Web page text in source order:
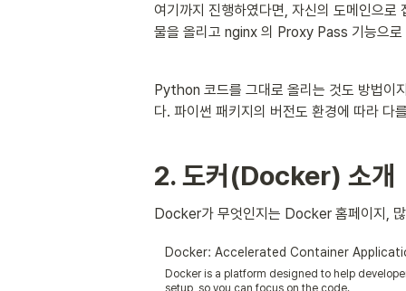
여기까지 진행하였다면, 자신의 도메인으
물을 올리고 nginx 의 Proxy Pass 기능으
Python 코드를 그대로 올리는 것도 방법이
다. 파이썬 패키지의 버전도 환경에 따라
2. 도커(Docker) 소개
Docker가 무엇인지는 Docker 홈페이지,
Docker: Accelerated Container
Docker is a platform designed to help
setup, so you can focus on the code.